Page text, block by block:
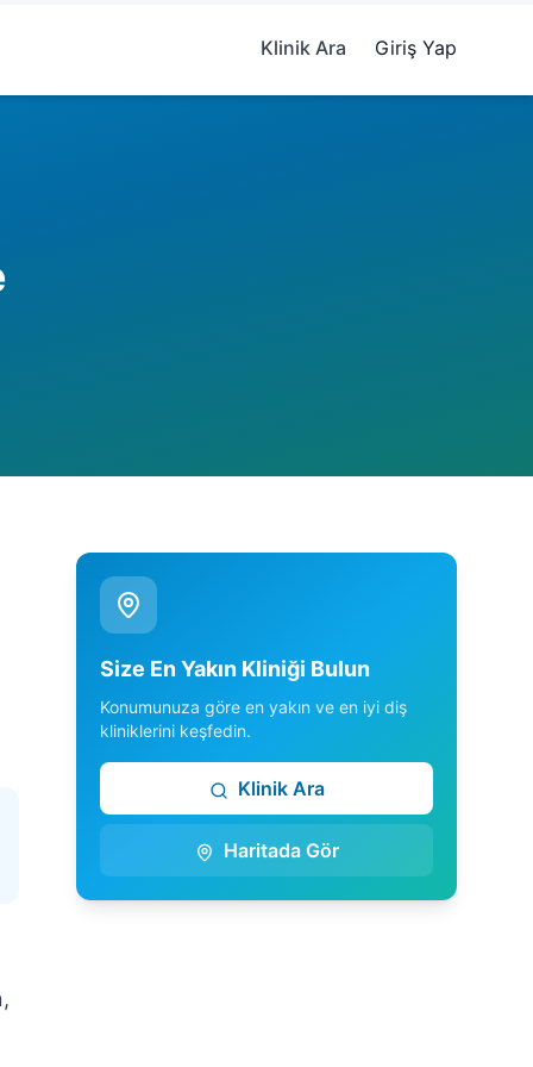
Klinik Ara Giriş Yap
Size En Yakın Kliniği Bulun
Konumunuza göre en yakın ve en iyi diş
kliniklerini keşfedin.
Klinik Ara
Haritada Gör